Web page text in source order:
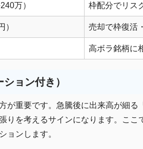
万） 枠配分でリス
） 売却で枠復活
高ボラ銘柄に
ョン付き）
が重要です。急騰後に出来高が細る
りを考えるサインになります。ここ
ョンします。